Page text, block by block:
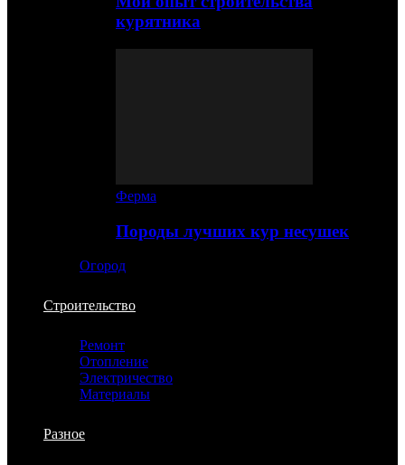
курятника
Ферма
Породы лучших кур несушек
Огород
Строительство
Ремонт
Отопление
Электричество
Материалы
Разное